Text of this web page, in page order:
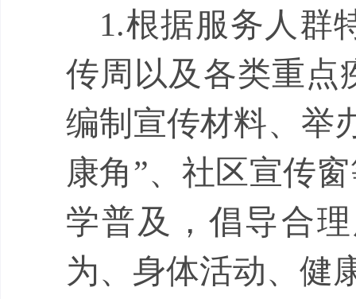
1.根据服务人群
传周以及各类重点
编制宣传材料、举
康角”、社区宣传
学普及，倡导合理
为、身体活动、健